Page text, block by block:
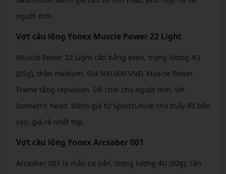
người mới.
Vợt cầu lông Yonex Muscle Power 22 Light
Muscle Power 22 Light cân bằng even, trọng lượng 4U
(85g), thân medium. Giá 900.000 VNĐ, Muscle Power
Frame tăng repulsion. Dễ chơi cho người mới, với
Isometric head. Đánh giá từ SportsUncle cho thấy độ bền
cao, giá rẻ nhất top.
Vợt cầu lông Yonex Arcsaber 001
Arcsaber 001 là mẫu cơ bản, trọng lượng 4U (80g), cân